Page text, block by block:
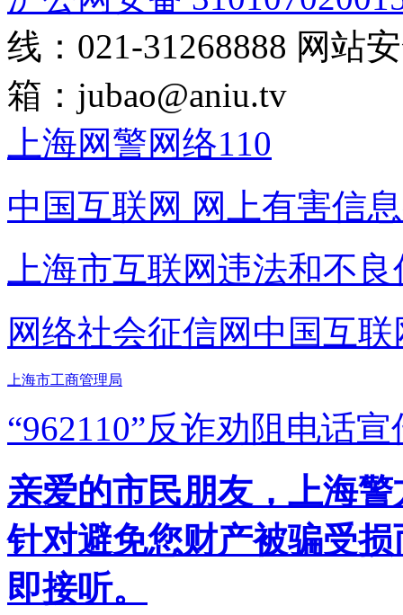
线：021-31268888 网站
箱： jubao@aniu.tv
上海网警网络110
中国互联网 网上有害信
上海市互联网违法和不
网络社会征信网 中国互
上海市工商管理局
“962110”反诈劝阻电话宣
亲爱的市民朋友，上海
针对避免您财产被骗受
即接听。